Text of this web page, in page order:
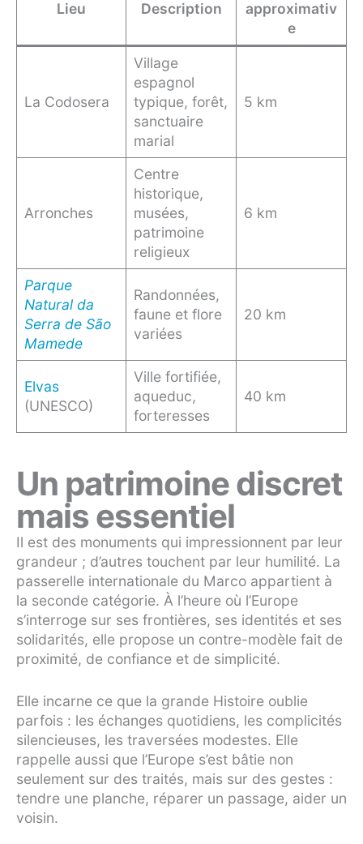
Lieu Description
approximativ
e
La Codosera
Village
espagnol
typique, forêt,
sanctuaire
marial
5 km
Arronches
Centre
historique,
musées,
patrimoine
religieux
6 km
Parque
Natural da
Serra de São
Mamede
Randonnées,
faune et flore
variées
20 km
Elvas
(UNESCO)
Ville fortifiée,
aqueduc,
forteresses
40 km
Un patrimoine discret
mais essentiel
Il est des monuments qui impressionnent par leur
grandeur ; d’autres touchent par leur humilité. La
passerelle internationale du Marco appartient à
la seconde catégorie. À l’heure où l’Europe
s’interroge sur ses frontières, ses identités et ses
solidarités, elle propose un contre-modèle fait de
proximité, de confiance et de simplicité.
Elle incarne ce que la grande Histoire oublie
parfois : les échanges quotidiens, les complicités
silencieuses, les traversées modestes. Elle
rappelle aussi que l’Europe s’est bâtie non
seulement sur des traités, mais sur des gestes :
tendre une planche, réparer un passage, aider un
voisin.